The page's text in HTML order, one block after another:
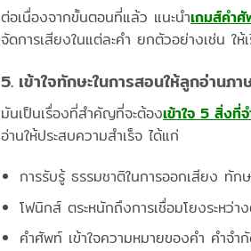
ต่อเนื่องจากขั้นตอนที่แล้ว แนะนำเกมส์คำศั
จัดการเสียงในแต่ละคำ ยกตัวอย่างเช่น ใ
5. เข้าใจทักษะในการสอนให้ลูกอ่านภ
มันเป็นเรื่องที่สำคัญที่จะต้องเข้าใจ 5 สิ่งที่
อ่านให้ประสบความสำเร็จ ได้แก่
การรับรู้ ธรรมชาติในการออกเสียง ทัก
โฟนิกส์ ตระหนักถึงการเชื่อมโยงระหว่
คำศัพท์ เข้าใจความหมายของคำ คำจำ